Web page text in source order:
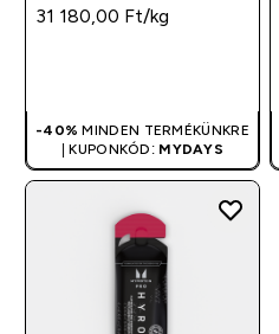
31 180,00 Ft‎/kg
-40% MINDEN TERMÉKÜNKRE
| KUPONKÓD: MYDAYS